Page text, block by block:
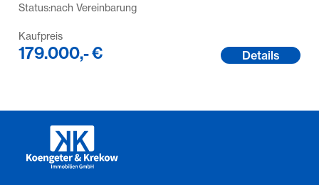
Status:nach Vereinbarung
Kaufpreis
179.000,- € Details